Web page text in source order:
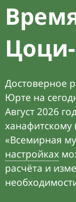
Достоверное
Юрте на
Август 2026
ханафитскому
«Всемирная
настройках
расчёта и